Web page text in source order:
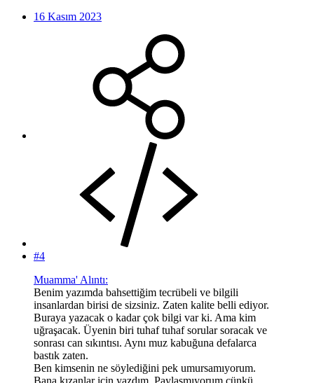
16 Kasım 2023
#4
Muamma' Alıntı:
Benim yazımda bahsettiğim tecrübeli ve bilgili
insanlardan birisi de sizsiniz. Zaten kalite belli ediyor.
Buraya yazacak o kadar çok bilgi var ki. Ama kim
uğraşacak. Üyenin biri tuhaf tuhaf sorular soracak ve
sonrası can sıkıntısı. Aynı muz kabuğuna defalarca
bastık zaten.
Ben kimsenin ne söylediğini pek umursamıyorum.